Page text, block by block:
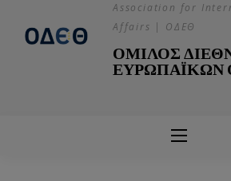
Association for
Affairs | ΟΔΕΘ
ΟΜΙΛΟΣ
ΕΥΡΩΠΑΪΚΩΝ